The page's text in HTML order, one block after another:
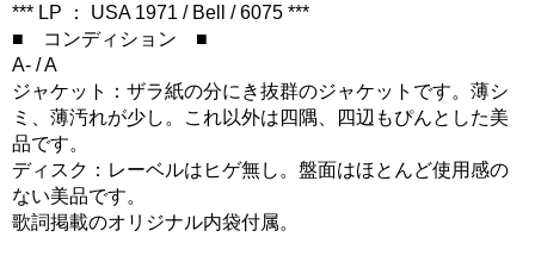
*** LP ： USA 1971 / Bell / 6075 ***
■ コンディション ■
A- / A
ジャケット：ザラ紙の分にき抜群のジャケットです。薄シ
ミ、薄汚れが少し。これ以外は四隅、四辺もぴんとした美
品です。
ディスク：レーベルはヒゲ無し。盤面はほとんど使用感の
ない美品です。
歌詞掲載のオリジナル内袋付属。